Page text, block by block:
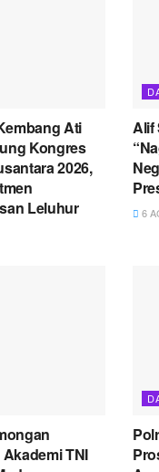
Ati
Kongres
2026,
Leluhur
Alif
6
TNI